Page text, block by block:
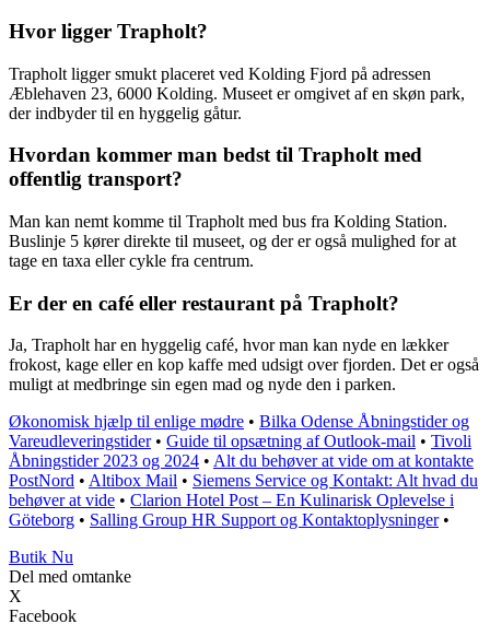
Hvor ligger Trapholt?
Trapholt ligger smukt placeret ved Kolding Fjord på adressen
Æblehaven 23, 6000 Kolding. Museet er omgivet af en skøn park,
der indbyder til en hyggelig gåtur.
Hvordan kommer man bedst til Trapholt med
offentlig transport?
Man kan nemt komme til Trapholt med bus fra Kolding Station.
Buslinje 5 kører direkte til museet, og der er også mulighed for at
tage en taxa eller cykle fra centrum.
Er der en café eller restaurant på Trapholt?
Ja, Trapholt har en hyggelig café, hvor man kan nyde en lækker
frokost, kage eller en kop kaffe med udsigt over fjorden. Det er også
muligt at medbringe sin egen mad og nyde den i parken.
Økonomisk hjælp til enlige mødre • Bilka Odense Åbningstider og
Vareudleveringstider• Guide til opsætning af Outlook-mail • Tivoli
Åbningstider 2023 og 2024 • Alt du behøver at vide om at kontakte
PostNord • Altibox Mail • Siemens Service og Kontakt: Alt hvad du
behøver at vide • Clarion Hotel Post – En Kulinarisk Oplevelse i
Göteborg • Salling Group HR Support og Kontaktoplysninger•
Butik Nu
Del med omtanke
X
Facebook